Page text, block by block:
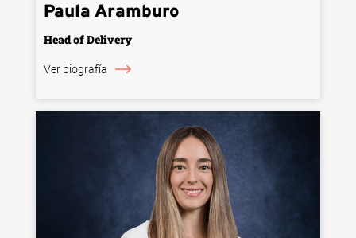
Paula Aramburo
Head of Delivery
Ver biografía